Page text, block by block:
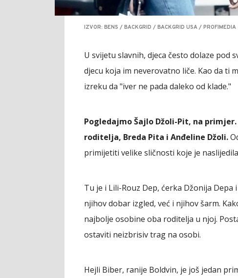
IZVOR: BENS / BACKGRID / BACKGRID USA / PROFIMEDIA
U svijetu slavnih, djeca često dolaze
djecu koja im neverovatno liče. Kao da ti
izreku da "iver ne pada daleko od klade."
Pogledajmo Šajlo Džoli-Pit, na
roditelja, Breda Pita i Anđeline Džoli.
primijetiti velike sličnosti koje je
Tu je i Lili-Rouz Dep, ćerka Džonija Depa
njihov dobar izgled, već i njihov šarm.
najbolje osobine oba roditelja u njoj.
ostaviti neizbrisiv trag na osobi.
Hejli Biber, ranije Boldvin, je još jedan